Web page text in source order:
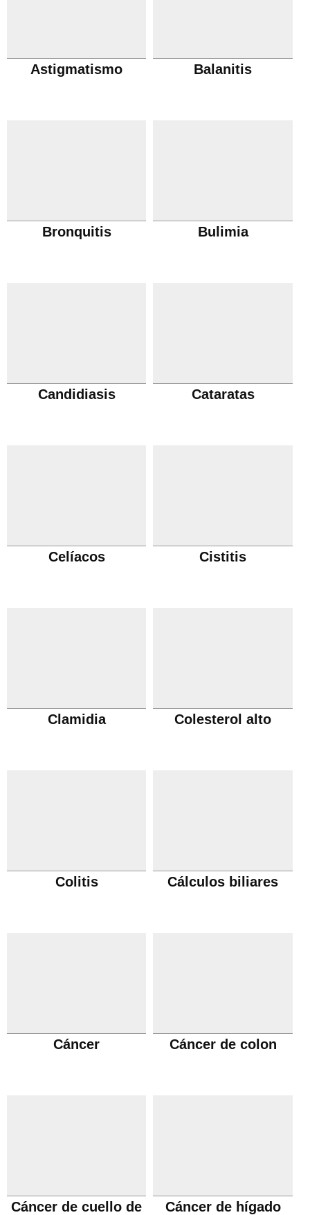
Astigmatismo Balanitis
Bronquitis Bulimia
Candidiasis Cataratas
Celíacos Cistitis
Clamidia Colesterol alto
Colitis Cálculos biliares
Cáncer Cáncer de colon
Cáncer de cuello de
Cáncer de hígado